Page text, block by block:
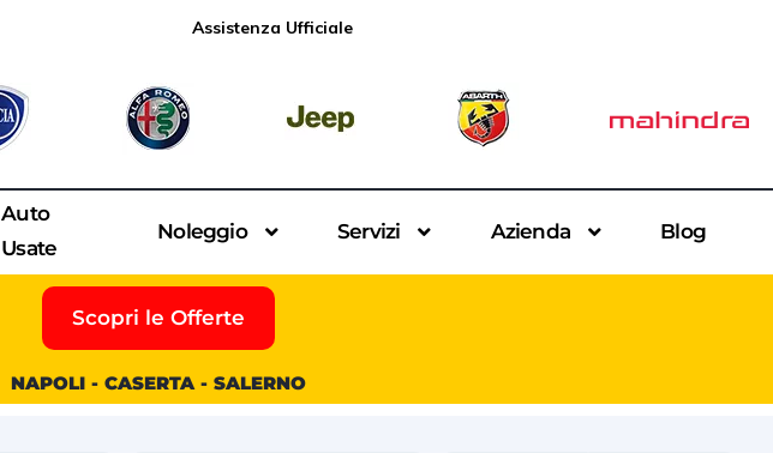
Assistenza Ufficiale
Auto
Usate
Noleggio Servizi Azienda Blog
Scopri le Offerte
NAPOLI - CASERTA - SALERNO